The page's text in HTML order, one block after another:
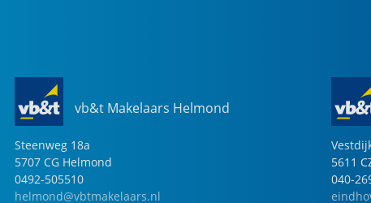
vb&t Makelaars Helmond
Steenweg 18a
5707 CG Helmond
0492-505510
helmond@vbtmakelaars.nl
5611
040-